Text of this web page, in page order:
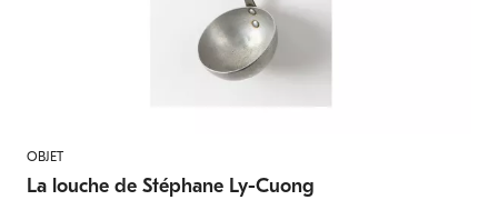
OBJET
La louche de Stéphane Ly-Cuong